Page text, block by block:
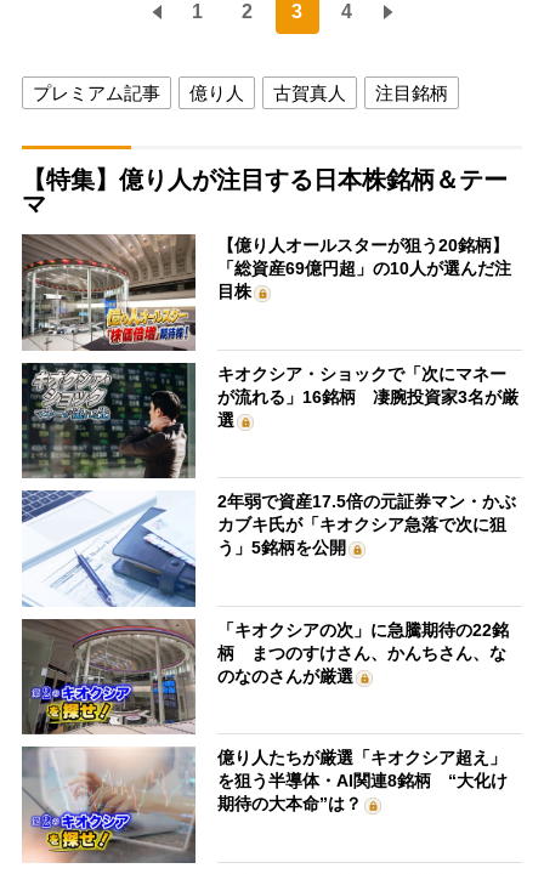
1 2 3 4
プレミアム記事 億り人 古賀真人 注目銘柄
【特集】億り人が注目する日本株銘柄＆テー
マ
【億り人オールスターが狙う20銘柄】
「総資産69億円超」の10人が選んだ注
目株
キオクシア・ショックで「次にマネー
が流れる」16銘柄 凄腕投資家3名が厳
選
2年弱で資産17.5倍の元証券マン・かぶ
カブキ氏が「キオクシア急落で次に狙
う」5銘柄を公開
「キオクシアの次」に急騰期待の22銘
柄 まつのすけさん、かんちさん、な
のなのさんが厳選
億り人たちが厳選「キオクシア超え」
を狙う半導体・AI関連8銘柄 “大化け
期待の大本命”は？